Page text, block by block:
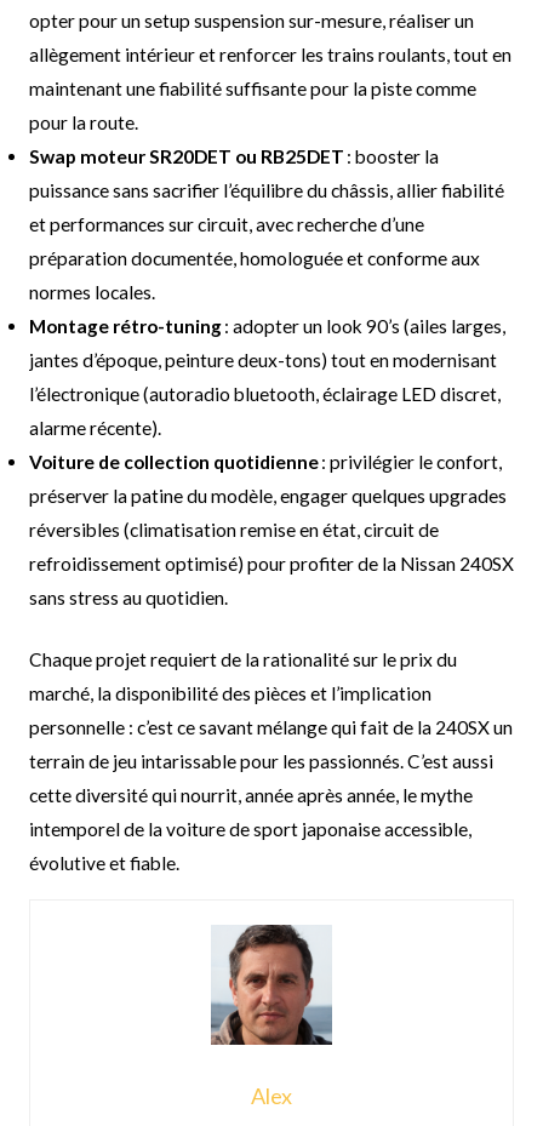
opter pour un setup suspension sur-mesure, réaliser un
allègement intérieur et renforcer les trains roulants, tout en
maintenant une fiabilité suffisante pour la piste comme
pour la route.
Swap moteur SR20DET ou RB25DET : booster la
puissance sans sacrifier l’équilibre du châssis, allier fiabilité
et performances sur circuit, avec recherche d’une
préparation documentée, homologuée et conforme aux
normes locales.
Montage rétro-tuning: adopter un look 90’s (ailes larges,
jantes d’époque, peinture deux-tons) tout en modernisant
l’électronique (autoradio bluetooth, éclairage LED discret,
alarme récente).
Voiture de collection quotidienne: privilégier le confort,
préserver la patine du modèle, engager quelques upgrades
réversibles (climatisation remise en état, circuit de
refroidissement optimisé) pour profiter de la Nissan 240SX
sans stress au quotidien.
Chaque projet requiert de la rationalité sur le prix du
marché, la disponibilité des pièces et l’implication
personnelle : c’est ce savant mélange qui fait de la 240SX un
terrain de jeu intarissable pour les passionnés. C’est aussi
cette diversité qui nourrit, année après année, le mythe
intemporel de la voiture de sport japonaise accessible,
évolutive et fiable.
Alex